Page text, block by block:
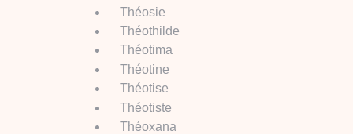
Théosie
Théothilde
Théotima
Théotine
Théotise
Théotiste
Théoxana